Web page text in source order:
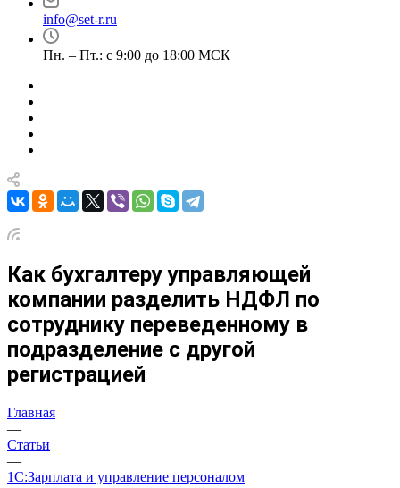
info@set-r.ru
Пн. – Пт.: с 9:00 до 18:00 МСК
Как бухгалтеру управляющей
компании разделить НДФЛ по
сотруднику переведенному в
подразделение с другой
регистрацией
Главная
—
Статьи
—
1С:Зарплата и управление персоналом